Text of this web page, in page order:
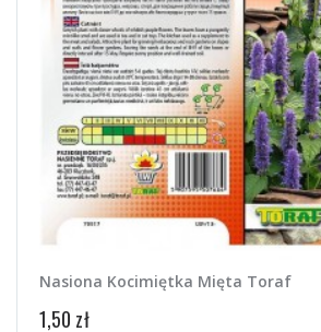
Nasiona Kocimiętka Mięta Toraf
1,50 zł